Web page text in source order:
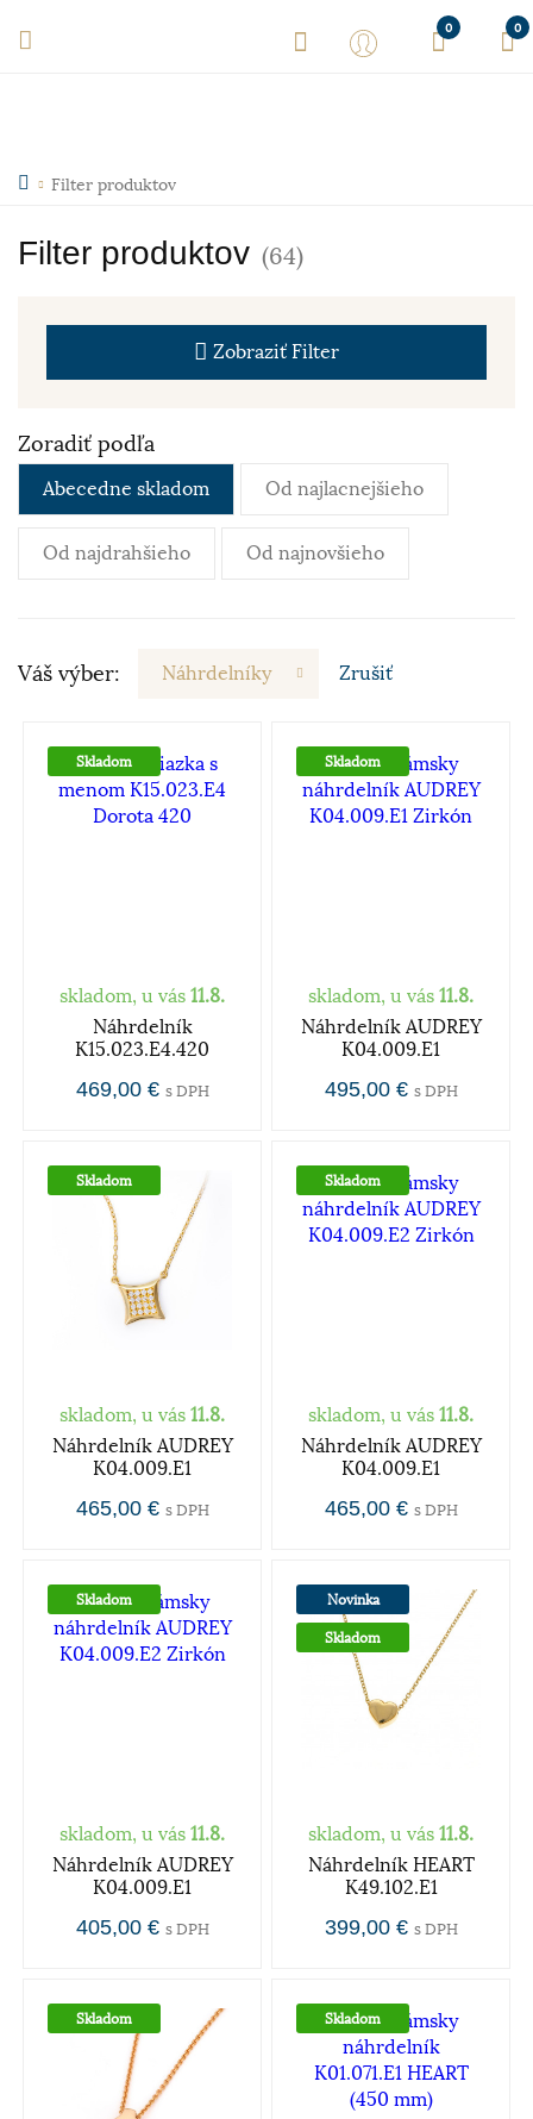
0 0
Filter produktov
Filter produktov (64)
Zobraziť Filter
Zoradiť podľa
Abecedne skladom Od najlacnejšieho
Od najdrahšieho Od najnovšieho
Váš výber: Náhrdelníky Zrušiť
Skladom
skladom, u vás 11.8.
Náhrdelník
K15.023.E4.420
469,00 € s DPH
Skladom
skladom, u vás 11.8.
Náhrdelník AUDREY
K04.009.E1
495,00 € s DPH
Skladom
skladom, u vás 11.8.
Náhrdelník AUDREY
K04.009.E1
465,00 € s DPH
Skladom
skladom, u vás 11.8.
Náhrdelník AUDREY
K04.009.E1
465,00 € s DPH
Skladom
skladom, u vás 11.8.
Náhrdelník AUDREY
K04.009.E1
405,00 € s DPH
Novinka
Skladom
skladom, u vás 11.8.
Náhrdelník HEART
K49.102.E1
399,00 € s DPH
Skladom Skladom